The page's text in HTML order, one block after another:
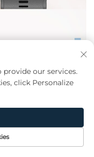
개 문의하기
our services.
click Personalize